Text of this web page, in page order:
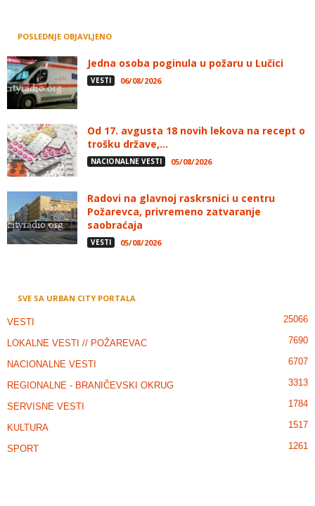
POSLEDNJE OBJAVLJENO
Jedna osoba poginula u požaru u Lučici
VESTI 06/08/2026
Od 17. avgusta 18 novih lekova na recept o
trošku države,...
NACIONALNE VESTI 05/08/2026
Radovi na glavnoj raskrsnici u centru
Požarevca, privremeno zatvaranje
saobraćaja
VESTI 05/08/2026
SVE SA URBAN CITY PORTALA
VESTI 25066
LOKALNE VESTI // POŽAREVAC 7690
NACIONALNE VESTI 6707
REGIONALNE - BRANIČEVSKI OKRUG 3313
SERVISNE VESTI 1784
KULTURA 1517
SPORT 1261